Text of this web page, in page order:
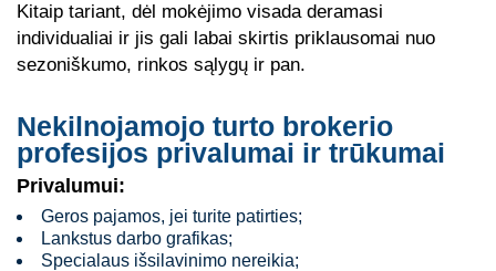
Kitaip tariant, dėl mokėjimo visada deramasi
individualiai ir jis gali labai skirtis priklausomai nuo
sezoniškumo, rinkos sąlygų ir pan.
Nekilnojamojo turto brokerio
profesijos privalumai ir trūkumai
Privalumui:
Geros pajamos, jei turite patirties;
Lankstus darbo grafikas;
Specialaus išsilavinimo nereikia;